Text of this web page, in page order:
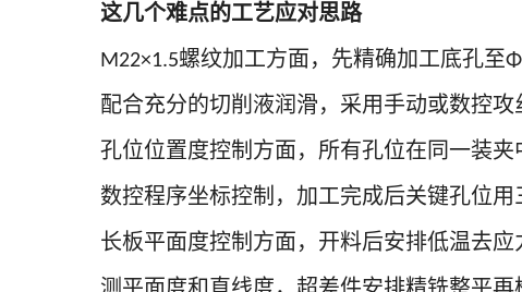
这几个难点的工艺应对思路
M22×1.5螺纹加工方面，先精确加工底孔至
配合充分的切削液润滑，采用手动或数控
孔位位置度控制方面，所有孔位在同一装
数控程序坐标控制，加工完成后关键孔位用
长板平面度控制方面，开料后安排低温去